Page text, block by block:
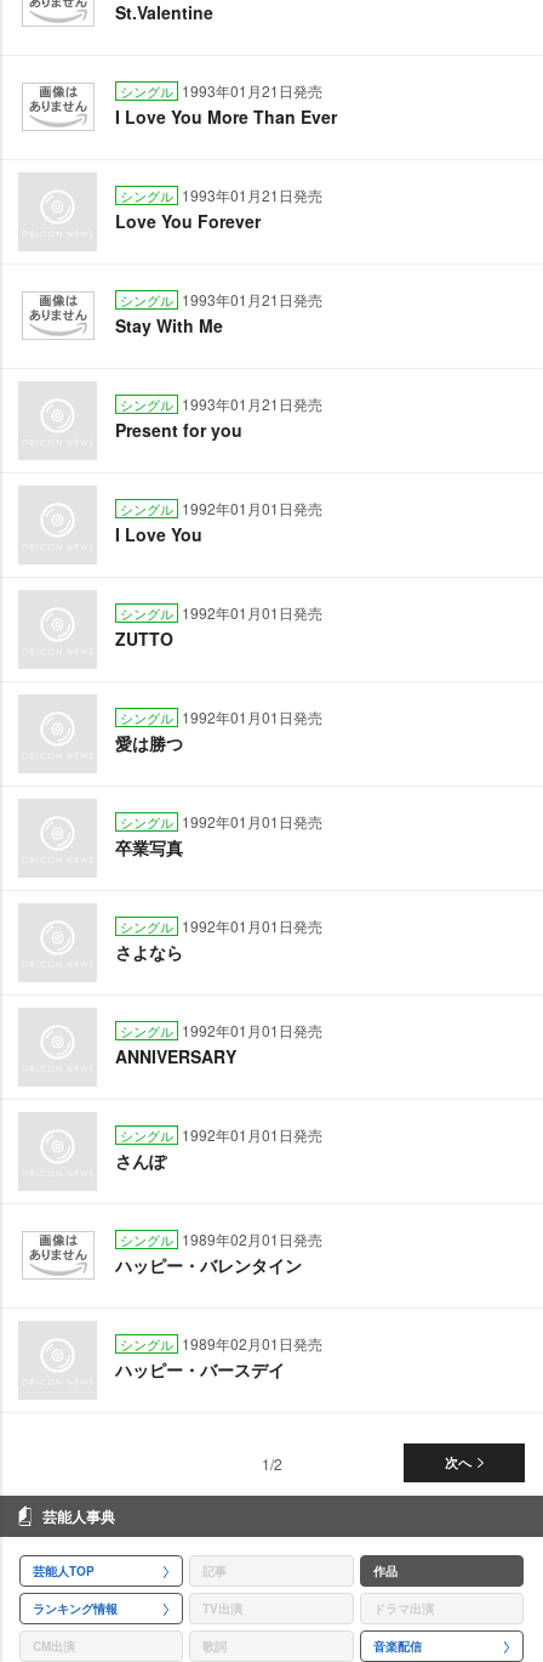
St.Valentine
シングル 1993年01月21日発売
I Love You More Than Ever
シングル 1993年01月21日発売
Love You Forever
シングル 1993年01月21日発売
Stay With Me
シングル 1993年01月21日発売
Present for you
シングル 1992年01月01日発売
I Love You
シングル 1992年01月01日発売
ZUTTO
シングル 1992年01月01日発売
愛は勝つ
シングル 1992年01月01日発売
卒業写真
シングル 1992年01月01日発売
さよなら
シングル 1992年01月01日発売
ANNIVERSARY
シングル 1992年01月01日発売
さんぽ
シングル 1989年02月01日発売
ハッピー・バレンタイン
シングル 1989年02月01日発売
ハッピー・バースデイ
次へ
1/2
芸能人事典
芸能人TOP 記事 作品
ランキング情報 TV出演 ドラマ出演
CM出演 歌詞 音楽配信